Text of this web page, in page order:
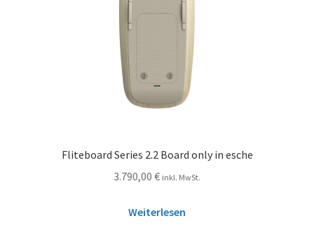
Fliteboard Series 2.2 Board only in esche
3.790,00 € inkl. MwSt.
Weiterlesen